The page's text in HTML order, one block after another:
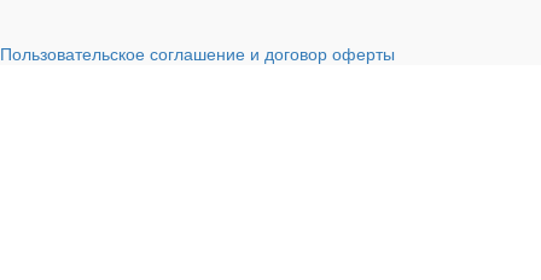
Пользовательское соглашение и договор оферты